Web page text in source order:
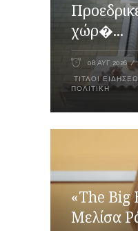
χώρ�...
08 ΑΥΓ 2026
ΤΊΤΛΟΙ
ΠΟΛΙΤΙΚΉ
«The Big
Μελίσα